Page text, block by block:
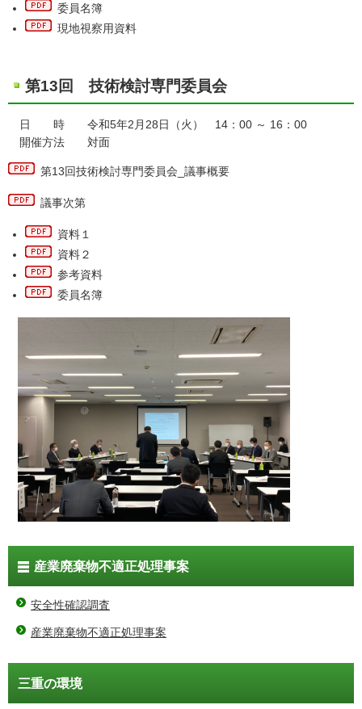
委員名簿
現地視察用資料
第13回 技術検討専門委員会
日 時 令和5年2月28日（火） 14：00 ～ 16：00
開催方法 対面
第13回技術検討専門委員会_議事概要
議事次第
資料１
資料２
参考資料
委員名簿
産業廃棄物不適正処理事案
安全性確認調査
産業廃棄物不適正処理事案
三重の環境